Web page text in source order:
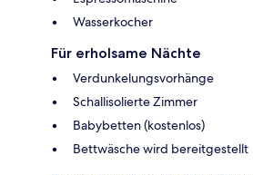
Wasserkocher
Für erholsame Nächte
Verdunkelungsvorhänge
Schallisolierte Zimmer
Babybetten (kostenlos)
Bettwäsche wird bereitgestellt